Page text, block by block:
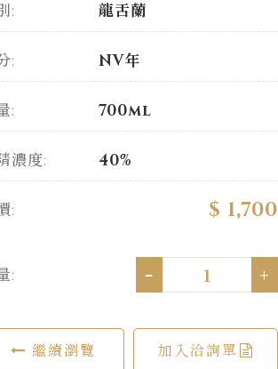
: 龍舌蘭
: NV年
: 700ml
濃度: 40%
: $ 1,700
: - +
繼續瀏覽 加入洽詢單